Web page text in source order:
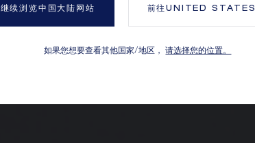
继续浏览中国大陆网站 前往UNITED STATES
如果您想要查看其他国家/地区，请选择您的位置。